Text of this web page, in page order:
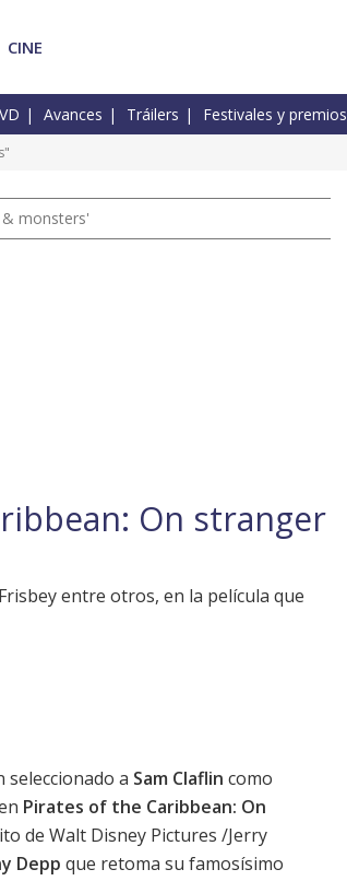
CINE
Avances Tráilers Festivales y premios
& monsters'
On stranger
entre otros, en la película que
seleccionado a Sam Claflin como
Pirates of the Caribbean: On
de Walt Disney Pictures /Jerry
Depp que retoma su famosísimo